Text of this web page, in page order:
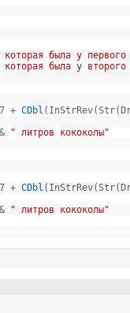
которая была у
которая была у
+ CDbl
" литров кококолы"
+ CDbl
" литров кококолы"